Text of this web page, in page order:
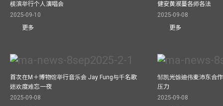
横滨举行个人演唱会
2025-09-10
更多
健安黄淑蔓各师各法
2025-09-08
更多
首次在M＋博物馆举行音乐会 Jay Fung与千名歌
迷欢度难忘一夜
2025-09-08
邹凯光馀迪伟麦沛东合
压力
2025-09-08